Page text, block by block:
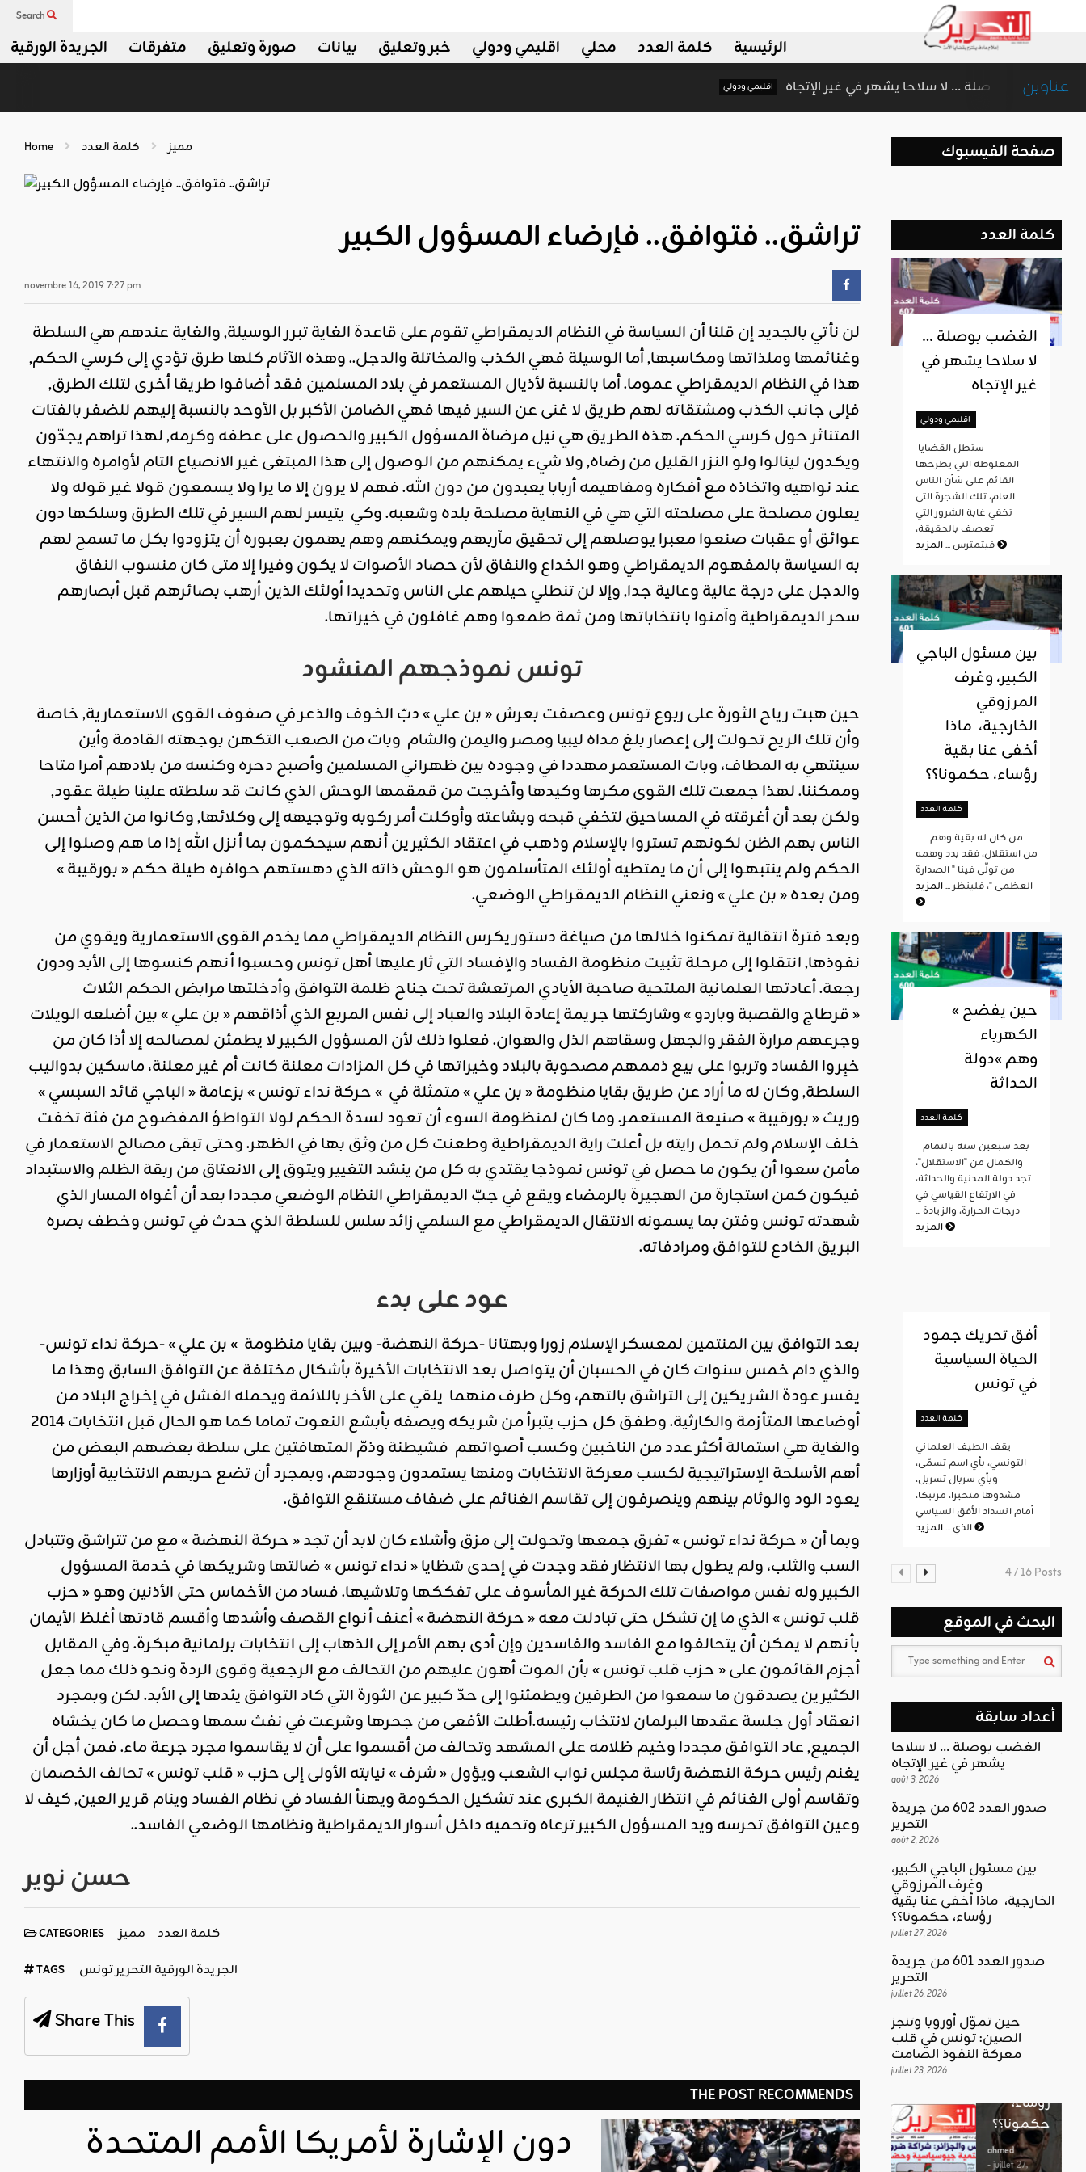
Search
الجريدة الورقية متفرقات صورة وتعليق بيانات خبر وتعليق اقليمي ودولي محلي كلمة العدد الرئيسية
عناوين اقليمي ودولي الغضب بوصلة … لا سلاحا يشهر في غير الإتجاه ودولي
Home مميز كلمة العدد
تراشق.. فتوافق.. فإرضاء المسؤول الكبير
novembre 16, 2019 7:27 pm
لن نأتي بالجديد إن قلنا أن السياسة في النظام الديمقراطي تقوم على قاعدة الغاية تبرر الوسيلة, والغاية عندهم هي السلطة
وغنائمها وملذاتها ومكاسبها, أما الوسيلة فهي الكذب والمخاتلة والدجل.. وهذه الآثام كلها طرق تؤدي إلى كرسي الحكم,
هذا في النظام الديمقراطي عموما. أما بالنسبة لأذيال المستعمر في بلاد المسلمين فقد أضافوا طريقا أخرى لتلك الطرق,
فإلى جانب الكذب ومشتقاته لهم طريق لا غنى عن السير فيها فهي الضامن الأكبر بل الأوحد بالنسبة إليهم للضفر بالفتات
المتناثر حول كرسي الحكم. هذه الطريق هي نيل مرضاة المسؤول الكبير والحصول على عطفه وكرمه, لهذا تراهم يجدّون
ويكدون لينالوا ولو النزر القليل من رضاه, ولا شيء يمكنهم من الوصول إلى هذا المبتغى غير الانصياع التام لأوامره والانتهاء
عند نواهيه واتخاذه مع أفكاره ومفاهيمه أربابا يعبدون من دون الله. فهم لا يرون إلا ما يرا ولا يسمعون قولا غير قوله ولا
يعلون مصلحة على مصلحته التي هي في النهاية مصلحة بلده وشعبه. وكي يتيسر لهم السير في تلك الطرق وسلكها دون
عوائق أو عقبات صنعوا معبرا يوصلهم إلى تحقيق مآربهم ويمكنهم وهم يهمون بعبوره أن يتزودوا بكل ما تسمح لهم
به السياسة بالمفهوم الديمقراطي وهو الخداع والنفاق لأن حصاد الأصوات لا يكون وفيرا إلا متى كان منسوب النفاق
والدجل على درجة عالية وعالية جدا, وإلا لن تنطلي حيلهم على الناس وتحديدا أولئك الذين أرهب بصائرهم قبل أبصارهم
سحر الديمقراطية وآمنوا بانتخاباتها ومن ثمة طمعوا وهم غافلون في خيراتها.
تونس نموذجهم المنشود
حين هبت رياح الثورة على ربوع تونس وعصفت بعرش « بن علي » دبّ الخوف والذعر في صفوف القوى الاستعمارية, خاصة
وأن تلك الريح تحولت إلى إعصار بلغ مداه ليبيا ومصر واليمن والشام وبات من الصعب التكهن بوجهته القادمة وأين
سينتهي به المطاف، وبات المستعمر مهددا في وجوده بين ظهراني المسلمين وأصبح دحره وكنسه من بلادهم أمرا متاحا
وممكننا. لهذا جمعت تلك القوى مكرها وكيدها وأخرجت من قمقمها الوحش الذي كانت قد سلطته علينا طيلة عقود,
ولكن بعد أن أغرقته في المساحيق لتخفي قبحه وبشاعته وأوكلت أمر ركوبه وتوجيهه إلى وكلائها, وكانوا من الذين أحسن
الناس بهم الظن لكونهم تستروا بالإسلام وذهب في اعتقاد الكثيرين أنهم سيحكمون بما أنزل الله إذا ما هم وصلوا إلى
الحكم ولم ينتبهوا إلى أن ما يمتطيه أولئك المتأسلمون هو الوحش ذاته الذي دهستهم حوافره طيلة حكم « بورقيبة »
ومن بعده « بن علي » ونعني النظام الديمقراطي الوضعي.
وبعد فترة انتقالية تمكنوا خلالها من صياغة دستور يكرس النظام الديمقراطي مما يخدم القوى الاستعمارية ويقوي من
نفوذها, انتقلوا إلى مرحلة تثبيت منظومة الفساد والإفساد التي ثار عليها أهل تونس وحسبوا أنهم كنسوها إلى الأبد ودون
رجعة. أعادتها العلمانية الملتحية صاحبة الأيادي المرتعشة تحت جناح ظلمة التوافق وأدخلتها مرابض الحكم الثلاث
« قرطاج والقصبة وباردو » وشاركتها جريمة إعادة البلاد والعباد إلى نفس المربع الذي أذاقهم « بن علي » بين أضلعه الويلات
وجرعهم مرارة الفقر والجهل وسقاهم الذل والهوان. فعلوا ذلك لأن المسؤول الكبير لا يطمئن لمصالحه إلا أذا كان من
خبِروا الفساد وتربوا على بيع ذممهم مصحوبة بالبلاد وخيراتها في كل المزادات معلنة كانت أم غير معلنة، ماسكين بدواليب
السلطة, وكان له ما أراد عن طريق بقايا منظومة « بن علي » متمثلة في » حركة نداء تونس » بزعامة « الباجي قائد السبسي »
وريث « بورقيبة » صنيعة المستعمر. وما كان لمنظومة السوء أن تعود لسدة الحكم لولا التواطؤ المفضوح من فئة تخفت
خلف الإسلام ولم تحمل رايته بل أعلت راية الديمقراطية وطعنت كل من وثق بها في الظهر. وحتى تبقى مصالح الاستعمار في
مأمن سعوا أن يكون ما حصل في تونس نموذجا يقتدي به كل من ينشد التغيير ويتوق إلى الانعتاق من ربقة الظلم والاستبداد
فيكون كمن استجارة من الهجيرة بالرمضاء ويقع في جبّ الديمقراطي النظام الوضعي مجددا بعد أن أغواه المسار الذي
شهدته تونس وفتن بما يسمونه الانتقال الديمقراطي مع السلمي زائد سلس للسلطة الذي حدث في تونس وخطف بصره
البريق الخادع للتوافق ومرادفاته.
عود على بدء
بعد التوافق بين المنتمين لمعسكر الإسلام زورا وبهتانا -حركة النهضة- وبين بقايا منظومة » بن علي » -حركة نداء تونس-
والذي دام خمس سنوات كان في الحسبان أن يتواصل بعد الانتخابات الأخيرة بأشكال مختلفة عن التوافق السابق وهذا ما
يفسر عودة الشريكين إلى التراشق بالتهم، وكل طرف منهما يلقي على الأخر باللائمة ويحمله الفشل في إخراج البلاد من
أوضاعها المتأزمة والكارثية. وطفق كل حزب يتبرأ من شريكه ويصفه بأبشع النعوت تماما كما هو الحال قبل انتخابات 2014
والغاية هي استمالة أكثر عدد من الناخبين وكسب أصواتهم فشيطنة وذمّ المتهافتين على سلطة بعضهم البعض من
أهم الأسلحة الإستراتيجية لكسب معركة الانتخابات ومنها يستمدون وجودهم، وبمجرد أن تضع حربهم الانتخابية أوزارها
يعود الود والوئام بينهم وينصرفون إلى تقاسم الغنائم على ضفاف مستنقع التوافق.
وبما أن « حركة نداء تونس » تفرق جمعها وتحولت إلى مزق وأشلاء كان لابد أن تجد « حركة النهضة » مع من تتراشق وتتبادل
السب والثلب، ولم يطول بها الانتظار فقد وجدت في إحدى شظايا « نداء تونس » ضالتها وشريكها في خدمة المسؤول
الكبير وله نفس مواصفات تلك الحركة غير المأسوف على تفككها وتلاشيها. فساد من الأخماس حتى الأذنين وهو « حزب
قلب تونس » الذي ما إن تشكل حتى تبادلت معه « حركة النهضة » أعنف أنواع القصف وأشدها وأقسم قادتها أغلظ الأيمان
بأنهم لا يمكن أن يتحالفوا مع الفاسد والفاسدين وإن أدى بهم الأمر إلى الذهاب إلى انتخابات برلمانية مبكرة. وفي المقابل
أجزم القائمون على « حزب قلب تونس » بأن الموت أهون عليهم من التحالف مع الرجعية وقوى الردة ونحو ذلك مما جعل
الكثيرين يصدقون ما سمعوا من الطرفين ويطمئنوا إلى حدّ كبير عن الثورة التي كاد التوافق يئدها إلى الأبد. لكن وبمجرد
انعقاد أول جلسة عقدها البرلمان لانتخاب رئيسه.أطلت الأفعى من جحرها وشرعت في نفث سمها وحصل ما كان يخشاه
الجميع, عاد التوافق مجددا وخيم ظلامه على المشهد وتحالف من أقسموا على أن لا يقاسموا مجرد جرعة ماء. فمن أجل أن
يغنم رئيس حركة النهضة رئاسة مجلس نواب الشعب ويؤول « شرف » نيابته الأولى إلى حزب « قلب تونس » تحالف الخصمان
وتقاسم أولى الغنائم في انتظار الغنيمة الكبرى عند تشكيل الحكومة ويهنأ الفساد في نظام الفساد وينام قرير العين, كيف لا
وعين التوافق تحرسه ويد المسؤول الكبير ترعاه وتحميه داخل أسوار الديمقراطية ونظامها الوضعي الفاسد..
حسن نوير
CATEGORIES كلمة العدد مميز
TAGS الجريدة الورقية التحرير تونس
Share This
THE POST RECOMMENDS
دون الإشارة لأمريكا الأمم المتحدة
صفحة الفيسبوك
كلمة العدد
الغضب بوصلة …
لا سلاحا يشهر في
غير الإتجاه
اقليمي ودولي
المغلوطة التي يطرحها
القائم على شأن الناس
العام، تلك الشجرة التي
تخفي غابة الشرور التي
تعصف بالحقيقة،
فيتمترس ...المزيد
بين مسئول الباجي
الكبير، وغرف
المرزوقي
الخارجية، ماذا
أخفى عنا بقية
رؤساء، حكمونا؟؟
كلمة العدد
من استقلال، فقد بدد وهمه
من تولّى فينا " الصدارة
العظمى "، فلينظر ...المزيد
« حين يفضح
الكهرباء
وهم »دولة
الحداثة
كلمة العدد
والكمال من "الاستقلال"،
تجد دولة المدنية والحداثة،
في الارتفاع القياسي في
درجات الحرارة، والزيادة ...
المزيد
أفق تحريك جمود
الحياة السياسية
في تونس
كلمة العدد
يقف الطيف العلماني
التونسي، بأي اسم تسمّى،
وبأي سربال تسربل،
مشدوها متحيرا، مرتبكا،
أمام انسداد الأفق السياسي
الذي ...المزيد
4 / 16 Posts
البحث في الموقع
أعداد سابقة
الغضب بوصلة … لا سلاحا
يشهر في غير الإتجاه
août 3, 2026
صدور العدد 602 من جريدة
التحرير
août 2, 2026
بين مسئول الباجي الكبير،
وغرف المرزوقي
الخارجية، ماذا أخفى عنا بقية
رؤساء، حكمونا؟؟
juillet 27, 2026
صدور العدد 601 من جريدة
التحرير
juillet 26, 2026
حين تموّل أوروبا وتنجز
الصين: تونس في قلب
معركة النفوذ الصامت
juillet 23, 2026
الصامت
ahmed
- juillet 23,
2026
0
غير الإتجاه
ahmed
- août 3, 2026
0
ستطل القضاي
بين
الباجي
المرزوقي
الخارجية،
ماذا أخفى
رؤساء،
حكمونا؟؟
ahmed
- juillet 27,